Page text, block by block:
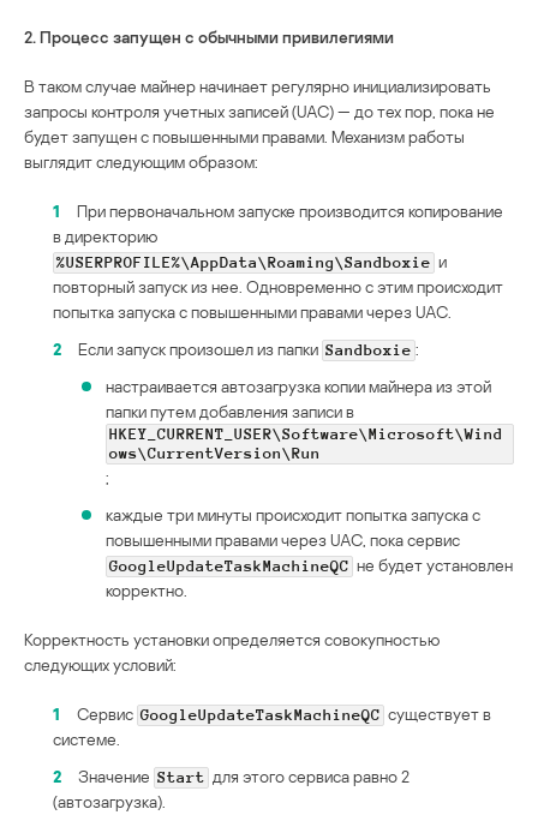
2. Процесс запущен с обычными привилегиями
В таком случае майнер начинает регулярно инициализировать
запросы контроля учетных записей (UAC) — до тех пор, пока не
будет запущен с повышенными правами. Механизм работы
выглядит следующим образом:
1
При первоначальном запуске производится копирование
в директорию
%USERPROFILE%\AppData\Roaming\Sandboxie и
повторный запуск из нее. Одновременно с этим происходит
попытка запуска с повышенными правами через UAC.
2
Если запуск произошел из папки Sandboxie :
настраивается автозагрузка копии майнера из этой
папки путем добавления записи в
HKEY_CURRENT_USER\Software\Microsoft\Wind
ows\CurrentVersion\Run
;
каждые три минуты происходит попытка запуска с
повышенными правами через UAC, пока сервис
GoogleUpdateTaskMachineQC не будет установлен
корректно.
Корректность установки определяется совокупностью
следующих условий:
1 Сервис GoogleUpdateTaskMachineQC существует в
системе.
2
Значение Start для этого сервиса равно 2
(автозагрузка).